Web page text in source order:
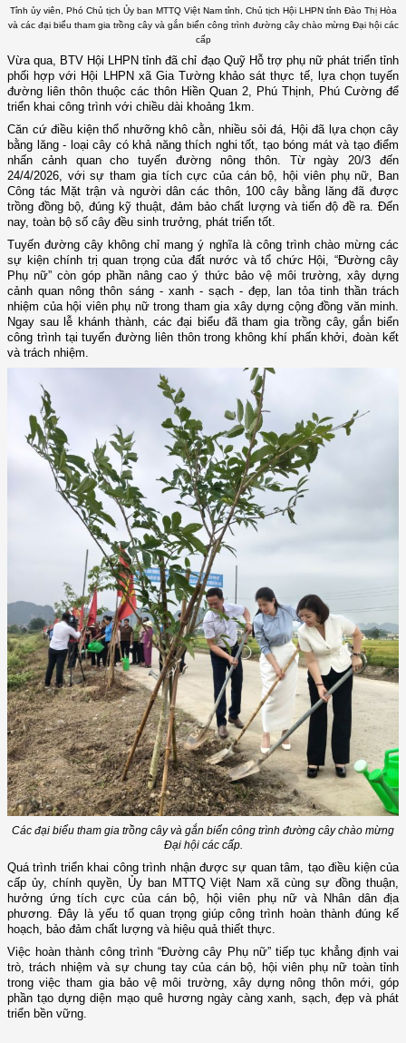
Tỉnh ủy viên, Phó Chủ tịch Ủy ban MTTQ Việt Nam tỉnh, Chủ tịch Hội LHPN tỉnh Đào Thị Hòa
và các đại biểu tham gia trồng cây và gắn biển công trình đường cây chào mừng Đại hội các
cấp
Vừa qua, BTV Hội LHPN tỉnh đã chỉ đạo Quỹ Hỗ trợ phụ nữ phát triển tỉnh
phối hợp với Hội LHPN xã Gia Tường khảo sát thực tế, lựa chọn tuyến
đường liên thôn thuộc các thôn Hiền Quan 2, Phú Thịnh, Phú Cường để
triển khai công trình với chiều dài khoảng 1km.
Căn cứ điều kiện thổ nhưỡng khô cằn, nhiều sỏi đá, Hội đã lựa chọn cây
bằng lăng - loại cây có khả năng thích nghi tốt, tạo bóng mát và tạo điểm
nhấn cảnh quan cho tuyến đường nông thôn. Từ ngày 20/3 đến
24/4/2026, với sự tham gia tích cực của cán bộ, hội viên phụ nữ, Ban
Công tác Mặt trận và người dân các thôn, 100 cây bằng lăng đã được
trồng đồng bộ, đúng kỹ thuật, đảm bảo chất lượng và tiến độ đề ra. Đến
nay, toàn bộ số cây đều sinh trưởng, phát triển tốt.
Tuyến đường cây không chỉ mang ý nghĩa là công trình chào mừng các
sự kiện chính trị quan trọng của đất nước và tổ chức Hội, “Đường cây
Phụ nữ” còn góp phần nâng cao ý thức bảo vệ môi trường, xây dựng
cảnh quan nông thôn sáng - xanh - sạch - đẹp, lan tỏa tinh thần trách
nhiệm của hội viên phụ nữ trong tham gia xây dựng cộng đồng văn minh.
Ngay sau lễ khánh thành, các đại biểu đã tham gia trồng cây, gắn biển
công trình tại tuyến đường liên thôn trong không khí phấn khởi, đoàn kết
và trách nhiệm.
Các đại biểu tham gia trồng cây và gắn biển công trình đường cây chào mừng
Đại hội các cấp.
Quá trình triển khai công trình nhận được sự quan tâm, tạo điều kiện của
cấp ủy, chính quyền, Ủy ban MTTQ Việt Nam xã cùng sự đồng thuận,
hưởng ứng tích cực của cán bộ, hội viên phụ nữ và N hân dân địa
phương. Đây là yếu tố quan trọng giúp công trình hoàn thành đúng kế
hoạch, bảo đảm chất lượng và hiệu quả thiết thực.
Việc hoàn thành công trình “Đường cây Phụ nữ” tiếp tục khẳng định vai
trò, trách nhiệm và sự chung tay của cán bộ, hội viên phụ nữ toàn tỉnh
trong việc tham gia bảo vệ môi trường, xây dựng nông thôn mới, góp
phần tạo dựng diện mạo quê hương ngày càng xanh, sạch, đẹp và phát
triển bền vững.